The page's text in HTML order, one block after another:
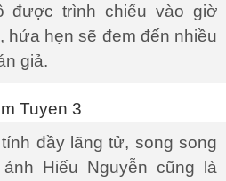
được trình chiếu vào giờ
hứa hẹn sẽ đem đến nhiều
giả.
đầy lãng tử, song song
Hiếu Nguyễn cũng là